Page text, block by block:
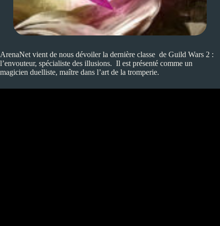
ArenaNet vient de nous dévoiler la dernière classe de Guild Wars 2 :
l’envouteur, spécialiste des illusions. Il est présenté comme un
magicien duelliste, maître dans l’art de la tromperie.